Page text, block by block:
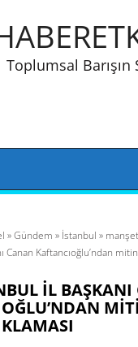
Toplumsal Barışın
»Gündem » İstanbul »
Canan Kaftancıoğlu’ndan
İL